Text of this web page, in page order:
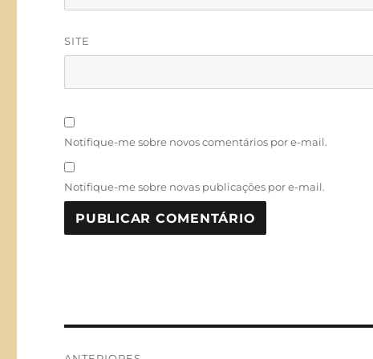
SITE
Notifique-me sobre novos comentários por e-mail.
Notifique-me sobre novas publicações por e-mail.